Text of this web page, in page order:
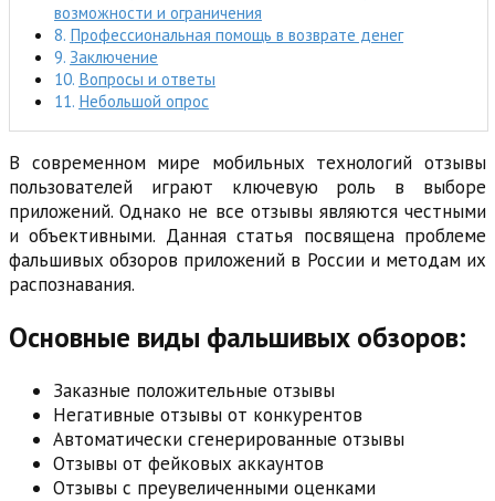
возможности и ограничения
Профессиональная помощь в возврате денег
Заключение
Вопросы и ответы
Небольшой опрос
В современном мире мобильных технологий отзывы
пользователей играют ключевую роль в выборе
приложений. Однако не все отзывы являются честными
и объективными. Данная статья посвящена проблеме
фальшивых обзоров приложений в России и методам их
распознавания.
Основные виды фальшивых обзоров:
Заказные положительные отзывы
Негативные отзывы от конкурентов
Автоматически сгенерированные отзывы
Отзывы от фейковых аккаунтов
Отзывы с преувеличенными оценками